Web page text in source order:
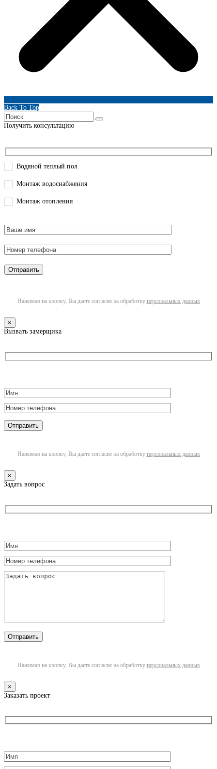
Back To Top
Получить консультацию
Водяной теплый пол
Монтаж водоснабжения
Монтаж отопления
Нажимая на кнопку, Вы даете согласие на обработку персональных данных
×
Вызвать замерщика
Нажимая на кнопку, Вы даете согласие на обработку персональных данных
×
Задать вопрос
Нажимая на кнопку, Вы даете согласие на обработку персональных данных
×
Заказать проект